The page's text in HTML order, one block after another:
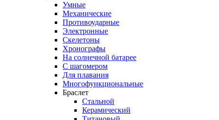
Умные
Механические
Противоударные
Электронные
Скелетоны
Хронографы
На солнечной батарее
С шагомером
Для плавания
Многофункциональные
Браслет
Стальной
Керамический